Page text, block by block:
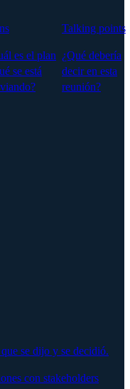
es el plan
se está
Talking points
¿Qué debería
decir en esta
reunión?
se dijo y se decidió.
con stakeholders